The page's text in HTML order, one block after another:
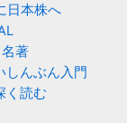
日本株へ
著
しんぶん入門
く読む